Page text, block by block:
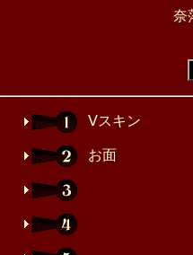
奈
Ⅴスキン
お面